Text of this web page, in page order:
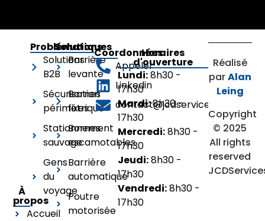
À
propos
Accueil
Problématiques
Solutions
B2B
Sécurisation
périmétrique
Stationnement
sauvage
Gens
du
voyage
Solutions
Barrière
levante
Bornes
fixes
Bornes
escamotables
Barrière
automatique
Poutre
motorisée
Coordonnées
Appeler
Linkedin
contact@jcdservices.fr
Horaires
d'ouverture
Lundi:8h30 -
17h30
Mardi:8h30 -
17h30
Mercredi:8h30 -
17h30
Jeudi:8h30 -
17h30
Vendredi:8h30 -
17h30
Réalisé
parAlan
Leing
Copyright
© 2025
All rights
reserved